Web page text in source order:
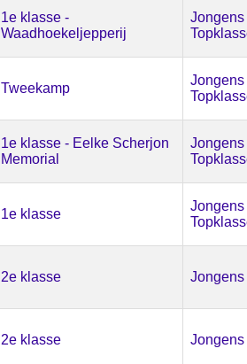
1e klasse -
Waadhoekeljepperij
Jongens
Tweekamp
Jongens
1e klasse - Eelke Scherjon
Memorial
Jongens
1e klasse
Jongens
2e klasse Jongens
2e klasse Jongens